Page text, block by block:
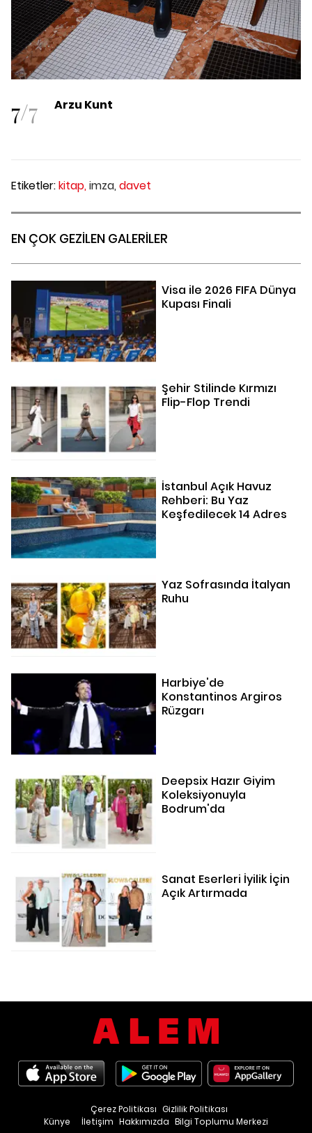
7/7 Arzu Kunt
Etiketler:kitap,imza, davet
EN ÇOK GEZİLEN GALERİLER
Visa ile 2026 FIFA Dünya
Kupası Finali
Şehir Stilinde Kırmızı
Flip-Flop Trendi
İstanbul Açık Havuz
Rehberi: Bu Yaz
Keşfedilecek 14 Adres
Yaz Sofrasında İtalyan
Ruhu
Harbiye'de
Konstantinos Argiros
Rüzgarı
Deepsix Hazır Giyim
Koleksiyonuyla
Bodrum'da
Sanat Eserleri İyilik İçin
Açık Artırmada
Künye İletişim Hakkımızda Bilgi Toplumu Merkezi
Çerez Politikası Gizlilik Politikası